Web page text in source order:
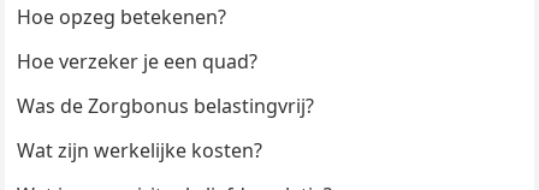
Hoe opzeg betekenen?
Hoe verzeker je een quad?
Was de Zorgbonus belastingvrij?
Wat zijn werkelijke kosten?